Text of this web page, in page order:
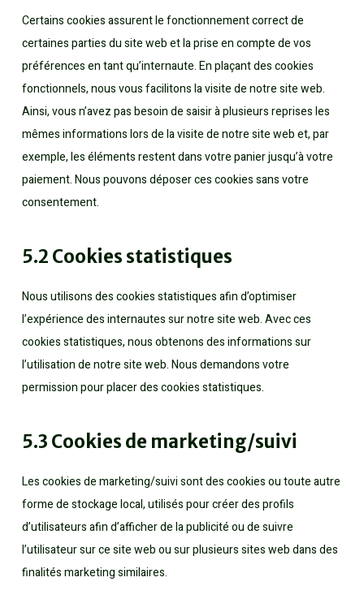
Certains cookies assurent le fonctionnement correct de
certaines parties du site web et la prise en compte de vos
préférences en tant qu’internaute. En plaçant des cookies
fonctionnels, nous vous facilitons la visite de notre site web.
Ainsi, vous n’avez pas besoin de saisir à plusieurs reprises les
mêmes informations lors de la visite de notre site web et, par
exemple, les éléments restent dans votre panier jusqu’à votre
paiement. Nous pouvons déposer ces cookies sans votre
consentement.
5.2 Cookies statistiques
Nous utilisons des cookies statistiques afin d’optimiser
l’expérience des internautes sur notre site web. Avec ces
cookies statistiques, nous obtenons des informations sur
l’utilisation de notre site web. Nous demandons votre
permission pour placer des cookies statistiques.
5.3 Cookies de marketing/suivi
Les cookies de marketing/suivi sont des cookies ou toute autre
forme de stockage local, utilisés pour créer des profils
d’utilisateurs afin d’afficher de la publicité ou de suivre
l’utilisateur sur ce site web ou sur plusieurs sites web dans des
finalités marketing similaires.